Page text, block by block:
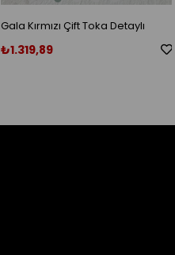
Gala Kırmızı Çift Toka Detaylı
₺1.319,89